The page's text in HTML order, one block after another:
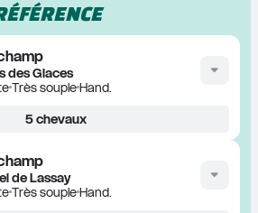
des Glaces
Très soupleHand.
5chevaux
de Lassay
Très soupleHand.